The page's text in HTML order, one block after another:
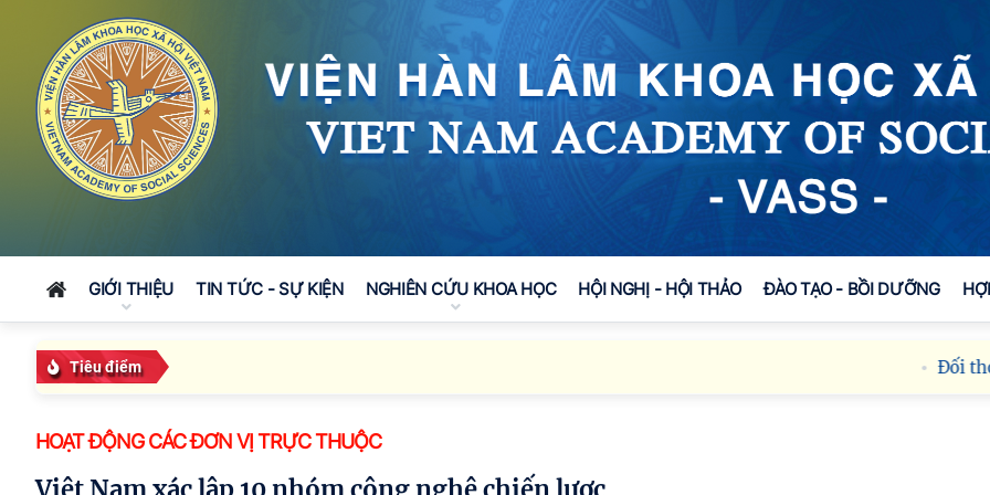
GIỚI THIỆU TIN TỨC - SỰ KIỆN NGHIÊN CỨU KHOA HỌC HỘI NGHỊ - HỘI THẢO ĐÀO TẠO - BỒI DƯỠNG
Tiêu điểm Đối thoại
HOẠT ĐỘNG CÁC ĐƠN VỊ TRỰC THUỘC